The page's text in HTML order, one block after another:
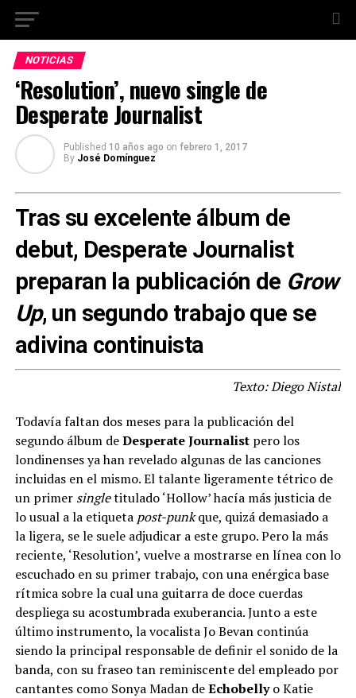
NOTICIAS
‘Resolution’, nuevo single de
Desperate Journalist
Published 10 años ago on febrero 1, 2017
By José Domínguez
Tras su excelente álbum de
debut, Desperate Journalist
preparan la publicación de Grow
Up, un segundo trabajo que se
adivina continuista
Texto: Diego Nistal
Todavía faltan dos meses para la publicación del
segundo álbum deDesperate Journalistpero los
londinenses ya han revelado algunas de las canciones
incluidas en el mismo. El talante ligeramente tétrico de
un primer singletitulado ‘Hollow’ hacía más justicia de
lo usual a la etiqueta post-punkque, quizá demasiado a
la ligera, se le suele adjudicar a este grupo. Pero la más
reciente, ‘Resolution’, vuelve a mostrarse en línea con lo
escuchado en su primer trabajo, con una enérgica base
rítmica sobre la cual una guitarra de doce cuerdas
despliega su acostumbrada exuberancia. Junto a este
último instrumento, la vocalista Jo Bevan continúa
siendo la principal responsable de definir el sonido de la
banda, con su fraseo tan reminiscente del empleado por
cantantes como Sonya Madan deEchobellyo Katie